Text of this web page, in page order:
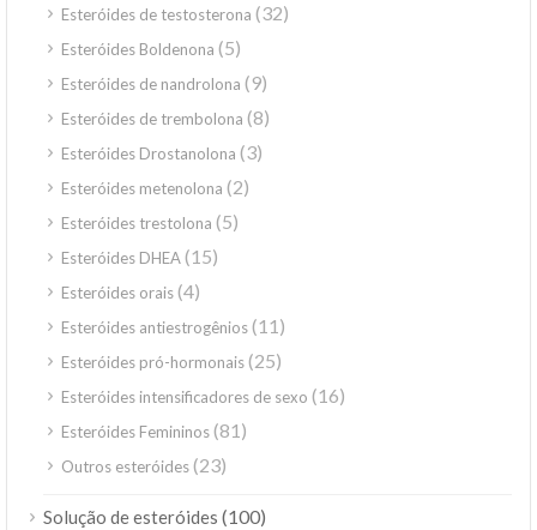
Esteróides de testosterona (32)
Esteróides Boldenona (5)
Esteróides de nandrolona (9)
Esteróides de trembolona (8)
Esteróides Drostanolona (3)
Esteróides metenolona (2)
Esteróides trestolona (5)
Esteróides DHEA(15)
Esteróides orais(4)
Esteróides antiestrogênios(11)
Esteróides pró-hormonais(25)
Esteróides intensificadores de sexo (16)
Esteróides Femininos(81)
Outros esteróides(23)
Solução de esteróides (100)